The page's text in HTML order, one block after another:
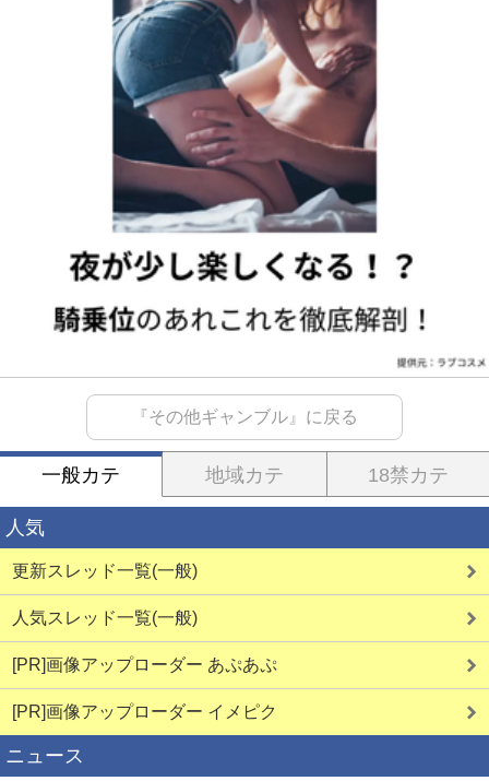
『その他ギャンブル』に戻る
一般カテ 地域カテ 18禁カテ
人気
更新スレッド一覧(一般)
人気スレッド一覧(一般)
[PR]画像アップローダー あぷあぷ
[PR]画像アップローダー イメピク
ニュース